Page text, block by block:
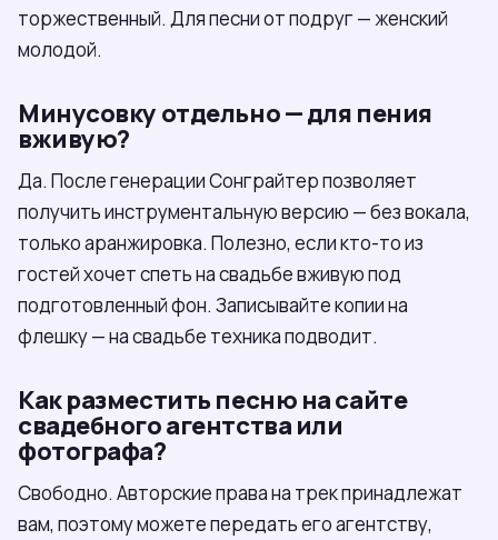
торжественный. Для песни от подруг — женский
молодой.
Минусовку отдельно — для пения
вживую?
Да. После генерации Сонграйтер позволяет
получить инструментальную версию — без вокала,
только аранжировка. Полезно, если кто-то из
гостей хочет спеть на свадьбе вживую под
подготовленный фон. Записывайте копии на
флешку — на свадьбе техника подводит.
Как разместить песню на сайте
свадебного агентства или
фотографа?
Свободно. Авторские права на трек принадлежат
вам, поэтому можете передать его агентству,